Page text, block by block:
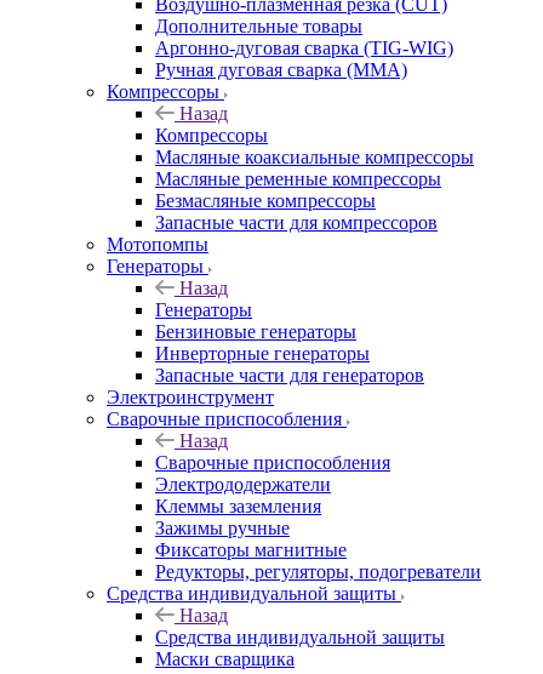
Воздушно-плазменная резка (CUT)
Дополнительные товары
Аргонно-дуговая сварка (TIG-WIG)
Ручная дуговая сварка (MMA)
Компрессоры
Назад
Компрессоры
Масляные коаксиальные компрессоры
Масляные ременные компрессоры
Безмасляные компрессоры
Запасные части для компрессоров
Мотопомпы
Генераторы
Назад
Генераторы
Бензиновые генераторы
Инверторные генераторы
Запасные части для генераторов
Электроинструмент
Сварочные приспособления
Назад
Сварочные приспособления
Электрододержатели
Клеммы заземления
Зажимы ручные
Фиксаторы магнитные
Редукторы, регуляторы, подогреватели
Средства индивидуальной защиты
Назад
Средства индивидуальной защиты
Маски сварщика